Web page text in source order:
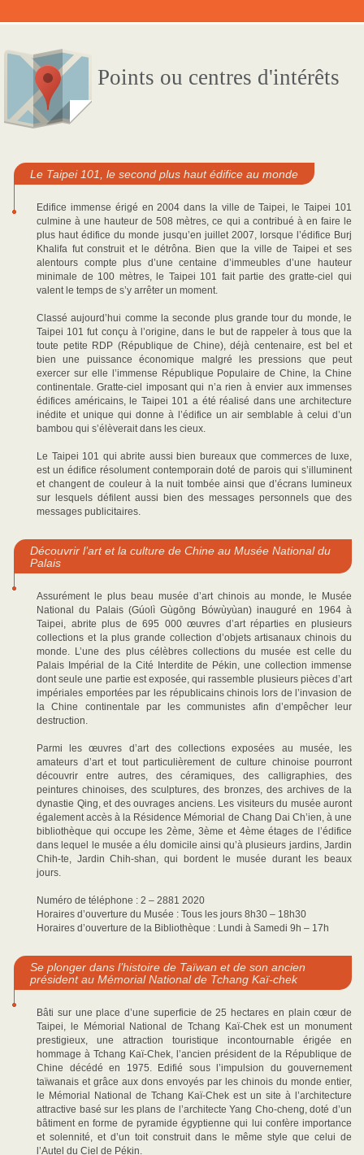
Points ou centres d'intérêts
Le Taipei 101, le second plus haut édifice au monde
Edifice immense érigé en 2004 dans la ville de Taipei, le Taipei 101
culmine à une hauteur de 508 mètres, ce qui a contribué à en faire le
plus haut édifice du monde jusqu’en juillet 2007, lorsque l’édifice Burj
Khalifa fut construit et le détrôna. Bien que la ville de Taipei et ses
alentours compte plus d’une centaine d’immeubles d’une hauteur
minimale de 100 mètres, le Taipei 101 fait partie des gratte-ciel qui
valent le temps de s’y arrêter un moment.
Classé aujourd’hui comme la seconde plus grande tour du monde, le
Taipei 101 fut conçu à l’origine, dans le but de rappeler à tous que la
toute petite RDP (République de Chine), déjà centenaire, est bel et
bien une puissance économique malgré les pressions que peut
exercer sur elle l’immense République Populaire de Chine, la Chine
continentale. Gratte-ciel imposant qui n’a rien à envier aux immenses
édifices américains, le Taipei 101 a été réalisé dans une architecture
inédite et unique qui donne à l’édifice un air semblable à celui d’un
bambou qui s’élèverait dans les cieux.
Le Taipei 101 qui abrite aussi bien bureaux que commerces de luxe,
est un édifice résolument contemporain doté de parois qui s’illuminent
et changent de couleur à la nuit tombée ainsi que d’écrans lumineux
sur lesquels défilent aussi bien des messages personnels que des
messages publicitaires.
Découvrir l’art et la culture de Chine au Musée National du
Palais
Assurément le plus beau musée d’art chinois au monde, le Musée
National du Palais (Gúolì Gùgōng Bówùyùan) inauguré en 1964 à
Taipei, abrite plus de 695 000 œuvres d’art réparties en plusieurs
collections et la plus grande collection d’objets artisanaux chinois du
monde. L’une des plus célèbres collections du musée est celle du
Palais Impérial de la Cité Interdite de Pékin, une collection immense
dont seule une partie est exposée, qui rassemble plusieurs pièces d’art
impériales emportées par les républicains chinois lors de l’invasion de
la Chine continentale par les communistes afin d’empêcher leur
destruction.
Parmi les œuvres d’art des collections exposées au musée, les
amateurs d’art et tout particulièrement de culture chinoise pourront
découvrir entre autres, des céramiques, des calligraphies, des
peintures chinoises, des sculptures, des bronzes, des archives de la
dynastie Qing, et des ouvrages anciens. Les visiteurs du musée auront
également accès à la Résidence Mémorial de Chang Dai Ch’ien, à une
bibliothèque qui occupe les 2ème, 3ème et 4ème étages de l’édifice
dans lequel le musée a élu domicile ainsi qu’à plusieurs jardins, Jardin
Chih-te, Jardin Chih-shan, qui bordent le musée durant les beaux
jours.
Numéro de téléphone : 2 – 2881 2020
Horaires d’ouverture du Musée : Tous les jours 8h30 – 18h30
Horaires d’ouverture de la Bibliothèque : Lundi à Samedi 9h – 17h
Se plonger dans l’histoire de Taïwan et de son ancien
président au Mémorial National de Tchang Kaï-chek
Bâti sur une place d’une superficie de 25 hectares en plain cœur de
Taipei, le Mémorial National de Tchang Kaï-Chek est un monument
prestigieux, une attraction touristique incontournable érigée en
hommage à Tchang Kaï-Chek, l’ancien président de la République de
Chine décédé en 1975. Edifié sous l’impulsion du gouvernement
taïwanais et grâce aux dons envoyés par les chinois du monde entier,
le Mémorial National de Tchang Kaï-Chek est un site à l’architecture
attractive basé sur les plans de l’architecte Yang Cho-cheng, doté d’un
bâtiment en forme de pyramide égyptienne qui lui confère importance
et solennité, et d’un toit construit dans le même style que celui de
l’Autel du Ciel de Pékin.